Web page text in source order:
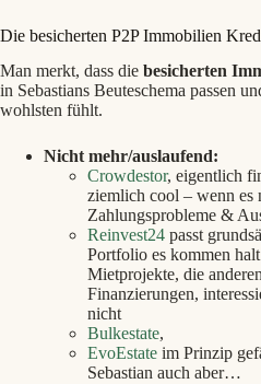
Die besicherten P2P Immobilien
Man merkt, dass die besicherten
in Sebastians Beuteschema passen
wohlsten fühlt.
Nicht mehr/auslaufend:
Crowdestor, eigentlich
ziemlich cool – wenn es
Zahlungsprobleme &
Reinvest24 passt
Portfolio es kommen
Mietprojekte, die
Finanzierungen,
nicht
Bulkestate,
EvoEstate im Prinzip
Sebastian auch aber…